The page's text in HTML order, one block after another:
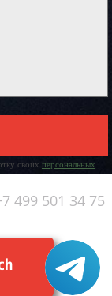
своих персональных
499 501 34 75